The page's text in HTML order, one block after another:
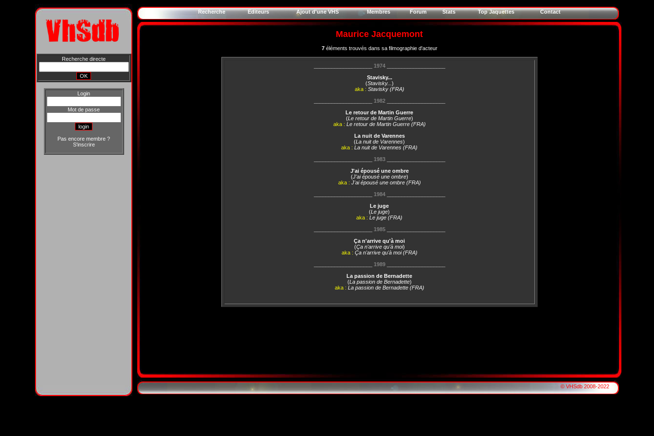
Recherche directe
Login
Mot de passe
Pas encore membre ?
S'inscrire
Recherche Editeurs Ajout d'une VHS Membres Forum Stats Top Jaquettes Contact
Maurice Jacquemont
7éléments trouvés dans sa filmographie d'acteur
1974____________________
Stavisky...
(Stavisky... )
aka : Stavisky (FRA)
1982____________________
Le retour de Martin Guerre
(Le retour de Martin Guerre)
aka : Le retour de Martin Guerre (FRA)
La nuit de Varennes
(La nuit de Varennes)
aka : La nuit de Varennes (FRA)
1983____________________
J'ai épousé une ombre
(J'ai épousé une ombre)
aka : J'ai épousé une ombre (FRA)
1984____________________
Le juge
(Le juge)
aka : Le juge (FRA)
1985____________________
Ça n'arrive qu'à moi
(Ça n'arrive qu'à moi)
aka : Ça n'arrive qu'à moi (FRA)
1989____________________
La passion de Bernadette
(La passion de Bernadette)
aka : La passion de Bernadette (FRA)
© VHSdb 2008-2022